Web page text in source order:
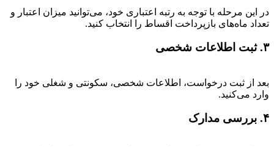
در این مرحله با توجه به رتبه اعتباری خود، می‌توانید میزان اعتبار و
تعداد ماه‌های بازپرداخت اقساط را انتخاب کنید.
۳. ثبت اطلاعات شخصی
بعد از ثبت درخواست، اطلاعات شخصی، سکونتی و شغلی خود را
وارد می‌کنید.
۴. بررسی مدارک